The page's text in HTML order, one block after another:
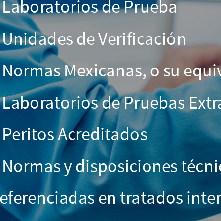
Laboratorios de Prueba
Unidades de Verificación
Normas Mexicanas, o su
Laboratorios de Pruebas
Peritos Acreditados
Normas y disposiciones
en tratados
Instituto
Federal
de
Telecomunicaciones
(IFT)
•
Organismos
de
Certificación
y